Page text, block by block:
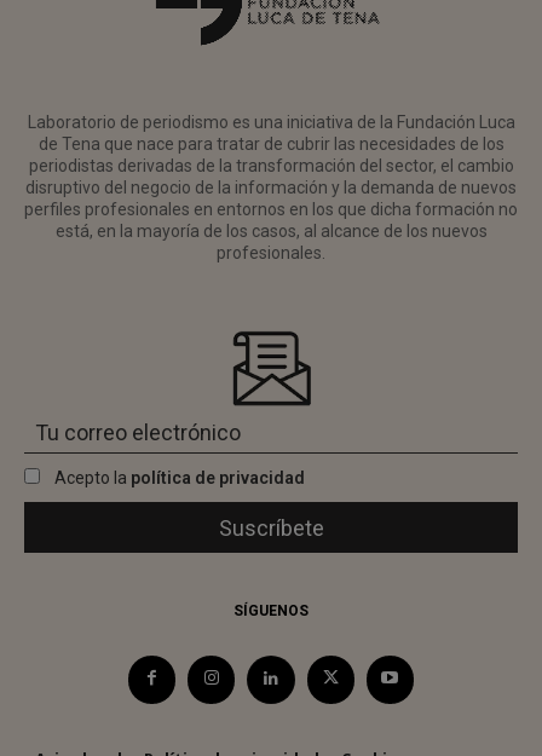
Laboratorio de periodismo es una iniciativa de la Fundación Luca
de Tena que nace para tratar de cubrir las necesidades de los
periodistas derivadas de la transformación del sector, el cambio
disruptivo del negocio de la información y la demanda de nuevos
perfiles profesionales en entornos en los que dicha formación no
está, en la mayoría de los casos, al alcance de los nuevos
profesionales.
Acepto la política de privacidad
SÍGUENOS